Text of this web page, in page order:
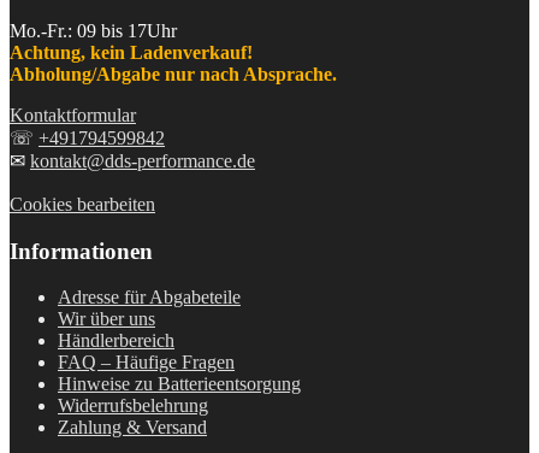
Mo.-Fr.: 09 bis 17Uhr
Achtung, kein Ladenverkauf!
Abholung/Abgabe nur nach Absprache.
Kontaktformular
☏ +491794599842
✉ kontakt@dds-performance.de
Cookies bearbeiten
Informationen
Adresse für Abgabeteile
Wir über uns
Händlerbereich
FAQ – Häufige Fragen
Hinweise zu Batterieentsorgung
Widerrufsbelehrung
Zahlung & Versand